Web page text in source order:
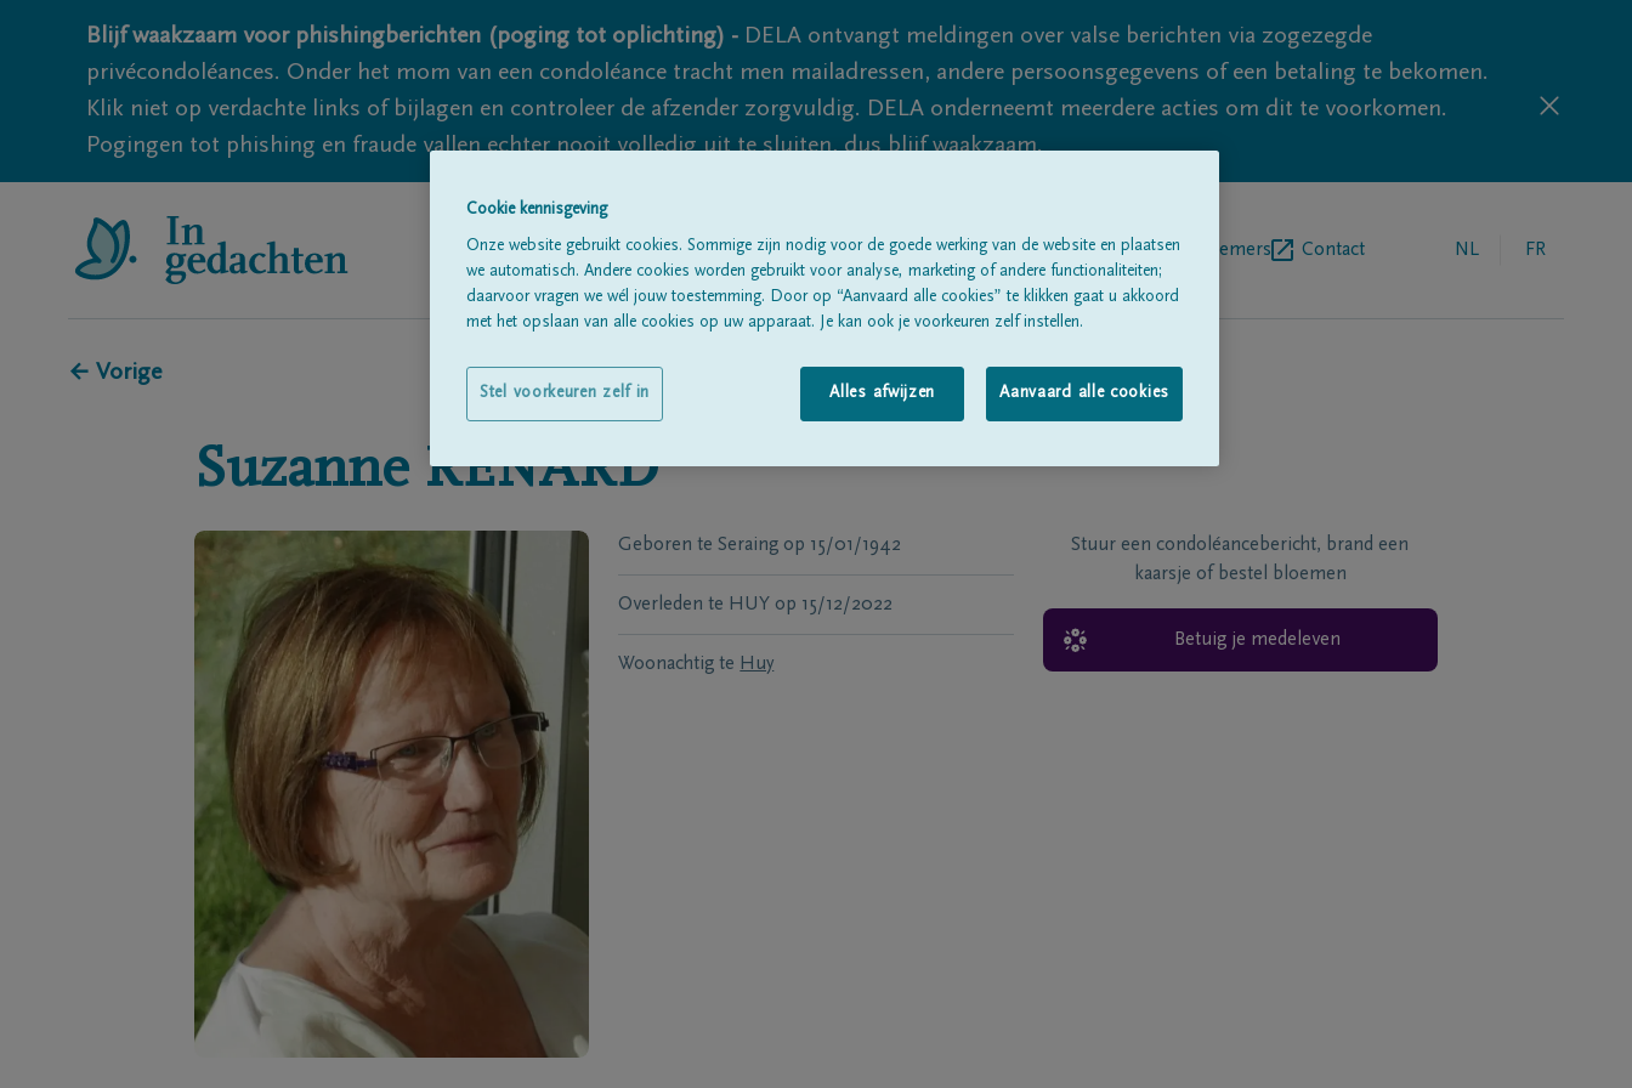
Blijf waakzaam voor phishingberichten (poging tot oplichting) - DELA ontvangt meldingen over valse berichten via zogezegde
privécondoléances. Onder het mom van een condoléance tracht men mailadressen, andere persoonsgegevens of een betaling te bekomen.
Klik niet op verdachte links of bijlagen en controleer de afzender zorgvuldig. DELA onderneemt meerdere acties om dit te voorkomen.
Pogingen tot phishing en fraude vallen echter nooit volledig uit te sluiten, dus blijf waakzaam.
Alle rouwberichtenOver onsBegrafenisondernemers Contact NL FR
← Vorige
Suzanne RENARD
Geboren te Seraing op 15/01/1942
Overleden te HUY op 15/12/2022
Woonachtig te Huy
Stuur een condoléancebericht, brand een
kaarsje of bestel bloemen
Betuig je medeleven
Cookie kennisgeving
Onze website gebruikt cookies. Sommige zijn nodig voor de goede werking van de website en plaatsen
we automatisch. Andere cookies worden gebruikt voor analyse, marketing of andere functionaliteiten;
daarvoor vragen we wél jouw toestemming. Door op “Aanvaard alle cookies” te klikken gaat u akkoord
met het opslaan van alle cookies op uw apparaat. Je kan ook je voorkeuren zelf instellen.
Alles afwijzen Aanvaard alle cookies
Stel voorkeuren zelf in